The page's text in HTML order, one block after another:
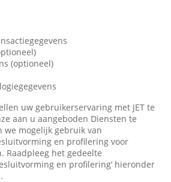
(optioneel)
uw gebruikerservaring met JET te
aan u aangeboden Diensten te
we mogelijk gebruik van
en profilering voor
Raadpleeg het gedeelte
en profilering’ hieronder